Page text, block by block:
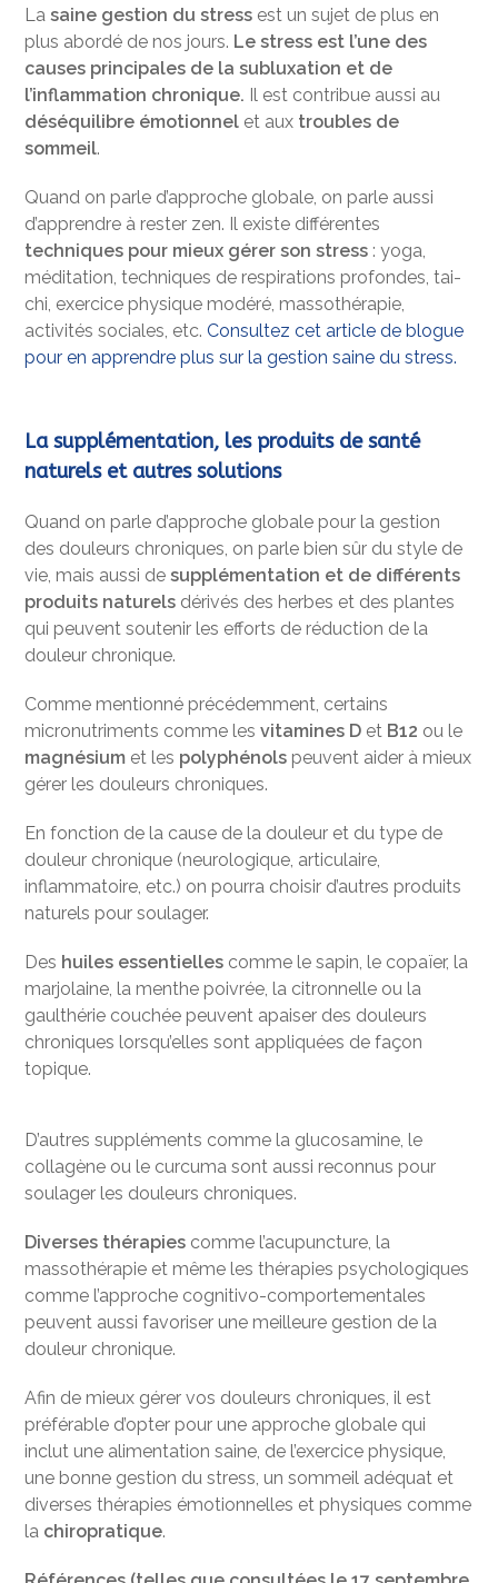
Lasaine gestion du stress est un sujet de plus en
plus abordé de nos jours. Le stress est l’une des
causes principales de la subluxation et de
l’inflammation chronique. Il est contribue aussi au
déséquilibre émotionnel et aux troubles de
sommeil.
Quand on parle d’approche globale, on parle aussi
d’apprendre à rester zen. Il existe différentes
techniques pour mieux gérer son stress : yoga,
méditation, techniques de respirations profondes, tai-
chi, exercice physique modéré, massothérapie,
activités sociales, etc.Consultez cet article de blogue
pour en apprendre plus sur la gestion saine du stress.
La supplémentation, les produits de santé
naturels et autres solutions
Quand on parle d’approche globale pour la gestion
des douleurs chroniques, on parle bien sûr du style de
vie, mais aussi desupplémentation et de différents
produits naturels dérivés des herbes et des plantes
qui peuvent soutenir les efforts de réduction de la
douleur chronique.
Comme mentionné précédemment, certains
micronutriments comme lesvitamines D et B12 ou le
magnésium et les polyphénols peuvent aider à mieux
gérer les douleurs chroniques.
En fonction de la cause de la douleur et du type de
douleur chronique (neurologique, articulaire,
inflammatoire, etc.) on pourra choisir d’autres produits
naturels pour soulager.
Des huiles essentielles comme le sapin, le copaïer, la
marjolaine, la menthe poivrée, la citronnelle ou la
gaulthérie couchée peuvent apaiser des douleurs
chroniques lorsqu’elles sont appliquées de façon
topique.
D’autres suppléments comme la glucosamine, le
collagène ou le curcuma sont aussi reconnus pour
soulager les douleurs chroniques.
Diverses thérapies comme l’acupuncture, la
massothérapie et même les thérapies psychologiques
comme l’approche cognitivo-comportementales
peuvent aussi favoriser une meilleure gestion de la
douleur chronique.
Afin de mieux gérer vos douleurs chroniques, il est
préférable d’opter pour une approche globale qui
inclut une alimentation saine, de l’exercice physique,
une bonne gestion du stress, un sommeil adéquat et
diverses thérapies émotionnelles et physiques comme
la chiropratique.